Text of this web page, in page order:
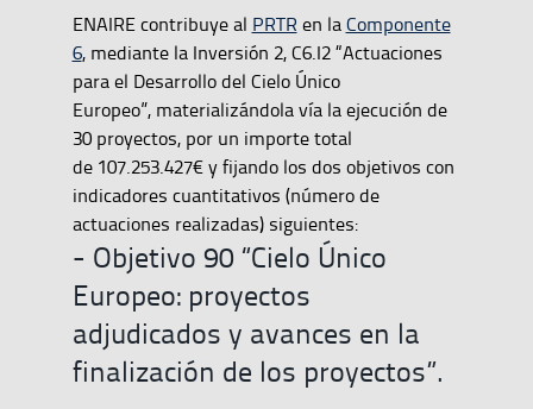
ENAIRE contribuye al PRTR en laComponente
6, mediante la Inversión 2, C6.I2 “Actuaciones
para el Desarrollo del Cielo Único
Europeo”, materializándola vía la ejecución de
30 proyectos, por un importe total
de 107.253.427€ y fijando los dos objetivos con
indicadores cuantitativos (número de
actuaciones realizadas) siguientes:
- Objetivo 90 “Cielo Único
Europeo: proyectos
adjudicados y avances en la
finalización de los proyectos”.